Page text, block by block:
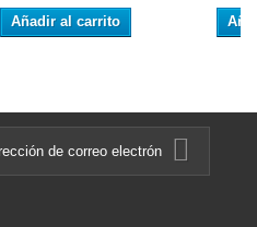
Añadir al carrito